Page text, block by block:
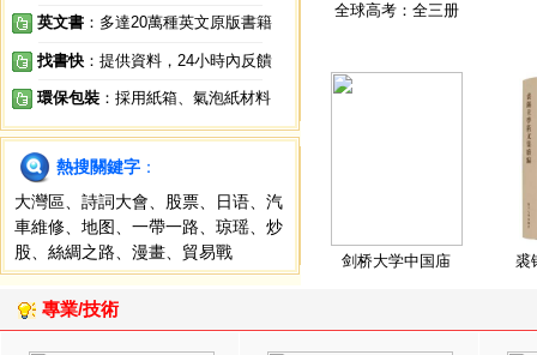
英文書 ：多達20萬種英文原版書籍
找書快 ：提供資料，24小時內反饋
環保包裝 ：採用紙箱、氣泡紙材料
熱搜關鍵字 ：
大灣區
詩詞大會 股票 日语
汽
車維修
地图 一帶一路 琼瑶
炒
股
絲綢之路 漫畫 貿易戰
全球高考：全三册
剑桥大学中国庙 裘
專業/技術